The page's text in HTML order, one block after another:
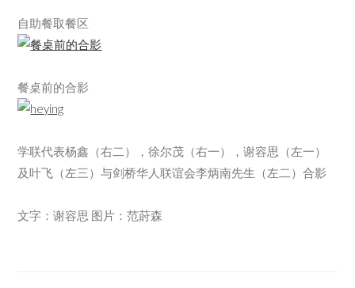
自助餐取餐区
餐桌前的合影
学联代表杨鑫（右二），徐尔茂（右一），谢容思（左一）
及叶飞（左三）与剑桥华人联谊会李炳南先生（左二）合影
文字：谢容思 图片：范莳森